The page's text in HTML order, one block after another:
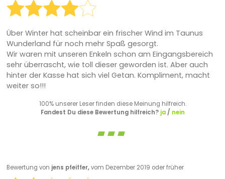
Über Winter hat scheinbar ein frischer Wind im Taunus
Wunderland für noch mehr Spaß gesorgt.
Wir waren mit unseren Enkeln schon am Eingangsbereich
sehr überrascht, wie toll dieser geworden ist. Aber auch
hinter der Kasse hat sich viel Getan. Kompliment, macht
weiter so!!!
100% unserer Leser finden diese Meinung hilfreich.
Fandest Du diese Bewertung hilfreich? ja/ nein
Bewertung von jens pfeiffer,vom Dezember 2019 oder früher